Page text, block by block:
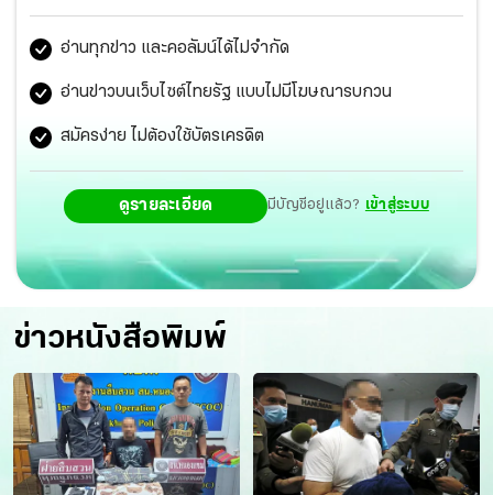
ประ กวดในเฟซบุ๊ก สานสายใย เพลินไทย สมัยนิยม
อ่านทุกข่าว และคอลัมน์ได้ไม่จำกัด
อ่านข่าวบนเว็บไซต์ไทยรัฐ แบบไม่มีโฆษณารบกวน
สมัครง่าย ไม่ต้องใช้บัตรเครดิต
ดูรายละเอียด มีบัญชีอยู่แล้ว? เข้าสู่ระบบ
ข่าวหนังสือพิมพ์